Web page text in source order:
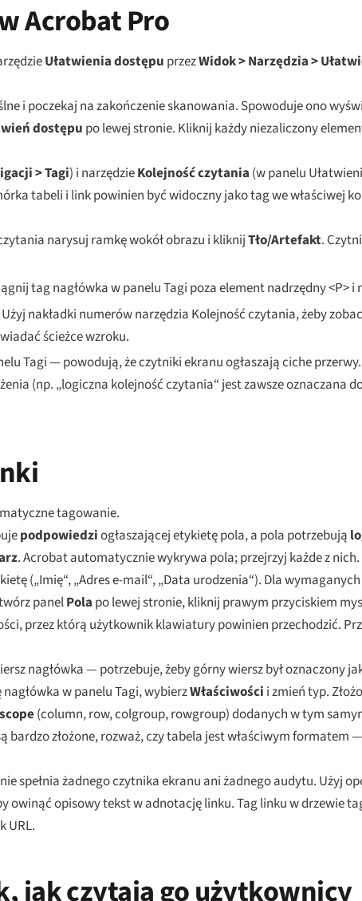
Acrobat Pro
Ułatwienia dostępu przezWidok > Narzędzia >
i poczekaj na zakończenie skanowania. Spowoduje ono
dostępu po lewej stronie. Kliknij każdy niezaliczony
> Tagi) i narzędzieKolejność czytania (w panelu
tabeli i link powinien być widoczny jako tag we właściwej
narysuj ramkę wokół obrazu i kliknijTło/Artefakt.
tag nagłówka w panelu Tagi poza element nadrzędny <P> i
Użyj nakładki numerów narzędzia Kolejność czytania, żeby
ścieżce wzroku.
Tagi — powodują, że czytniki ekranu ogłaszają ciche przerwy.
(np. „logiczna kolejność czytania“ jest zawsze oznaczana
tagowanie.
podpowiedziogłaszającej etykietę pola, a pola potrzebują
. Acrobat automatycznie wykrywa pola; przejrzyj każde z
(„Imię“, „Adres e-mail“, „Data urodzenia“). Dla
panelPola po lewej stronie, kliknij prawym przyciskiem
przez którą użytkownik klawiatury powinien przechodzić.
nagłówka — potrzebuje, żeby górny wiersz był oznaczony
w panelu Tagi, wybierzWłaściwości i zmień typ.
scope(column, row, colgroup, rowgroup) dodanych w tym
bardzo złożone, rozważ, czy tabela jest właściwym formatem
spełnia żadnego czytnika ekranu ani żadnego audytu. Użyj
owinąć opisowy tekst w adnotację linku. Tag linku w drzewie
URL.
jak czytają go użytkownicy